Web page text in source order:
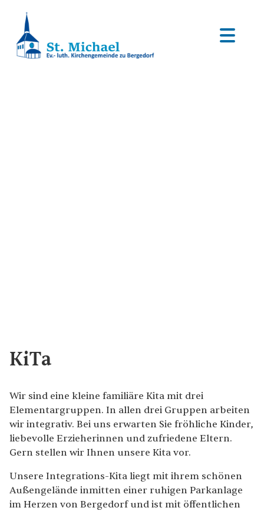
KiTa
Wir sind eine kleine familiäre Kita mit drei
Elementargruppen. In allen drei Gruppen arbeiten
wir integrativ. Bei uns erwarten Sie fröhliche Kinder,
liebevolle Erzieherinnen und zufriedene Eltern.
Gern stellen wir Ihnen unsere Kita vor.
Unsere Integrations-Kita liegt mit ihrem schönen
Außengelände inmitten einer ruhigen Parkanlage
im Herzen von Bergedorf und ist mit öffentlichen